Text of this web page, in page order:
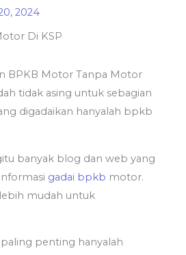
2024
BPKB Motor Tanpa Motor
tidak asing untuk sebagian
digadaikan hanyalah bpkb
banyak blog dan web yang
gadai bpkb motor.
mudah untuk
penting hanyalah